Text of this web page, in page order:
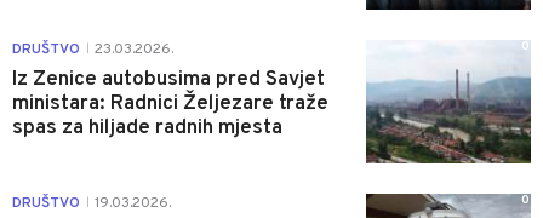
DRUŠTVO 23.03.2026.
Iz Zenice autobusima pred Savjet
ministara: Radnici Željezare traže
spas za hiljade radnih mjesta
0
DRUŠTVO 19.03.2026. 0